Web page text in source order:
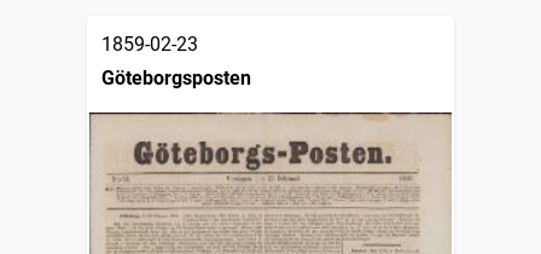
1859-02-23
Göteborgsposten